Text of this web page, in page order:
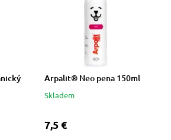
Arpalit® Neo pena 150ml
Skladem
7,5 €